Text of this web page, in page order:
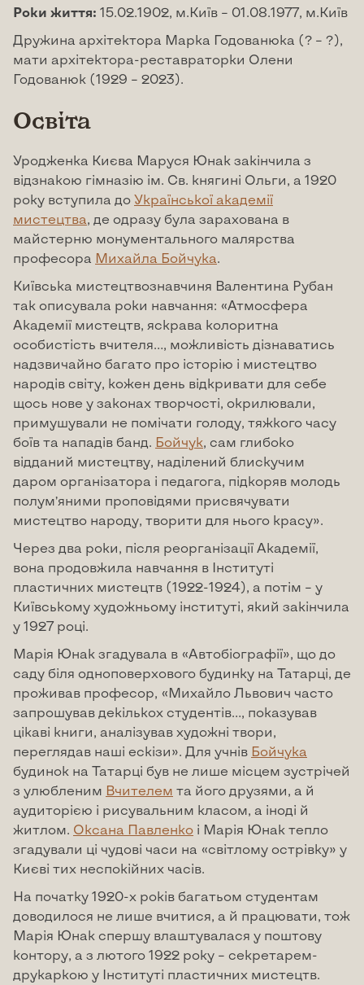
Роки життя: 15.02.1902, м.Київ – 01.08.1977, м.Київ
Дружина архітектора Марка Годованюка (? – ?),
мати архітектора-реставраторки Олени
Годованюк (1929 – 2023).
Освіта
Уродженка Києва Маруся Юнак закінчила з
відзнакою гімназію ім. Св. княгині Ольги, а 1920
року вступила до Української академії
мистецтва, де одразу була зарахована в
майстерню монументального малярства
професора Михайла Бойчука.
Київська мистецтвознавчиня Валентина Рубан
так описувала роки навчання: «Атмосфера
Академії мистецтв, яскрава колоритна
особистість вчителя…, можливість дізнаватись
надзвичайно багато про історію і мистецтво
народів світу, кожен день відкривати для себе
щось нове у законах творчості, окрилювали,
примушували не помічати голоду, тяжкого часу
боїв та нападів банд. Бойчук, сам глибоко
відданий мистецтву, наділений блискучим
даром організатора і педагога, підкоряв молодь
полум’яними проповідями присвячувати
мистецтво народу, творити для нього красу».
Через два роки, після реорганізації Академії,
вона продовжила навчання в Інституті
пластичних мистецтв (1922-1924), а потім – у
Київському художньому інституті, який закінчила
у 1927 році.
Марія Юнак згадувала в «Автобіографії», що до
саду біля одноповерхового будинку на Татарці, де
проживав професор, «Михайло Львович часто
запрошував декількох студентів…, показував
цікаві книги, аналізував художні твори,
переглядав наші ескізи». Для учнів Бойчука
будинок на Татарці був не лише місцем зустрічей
з улюбленим Вчителем та його друзями, а й
аудиторією і рисувальним класом, а іноді й
житлом. Оксана Павленко і Марія Юнак тепло
згадували ці чудові часи на «світлому острівку» у
Києві тих неспокійних часів.
На початку 1920-х років багатьом студентам
доводилося не лише вчитися, а й працювати, тож
Марія Юнак спершу влаштувалася у поштову
контору, а з лютого 1922 року – секретарем-
друкаркою у Інституті пластичних мистецтв.